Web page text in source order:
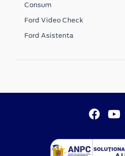
Consum
Ford Video Check
Ford Asistenta